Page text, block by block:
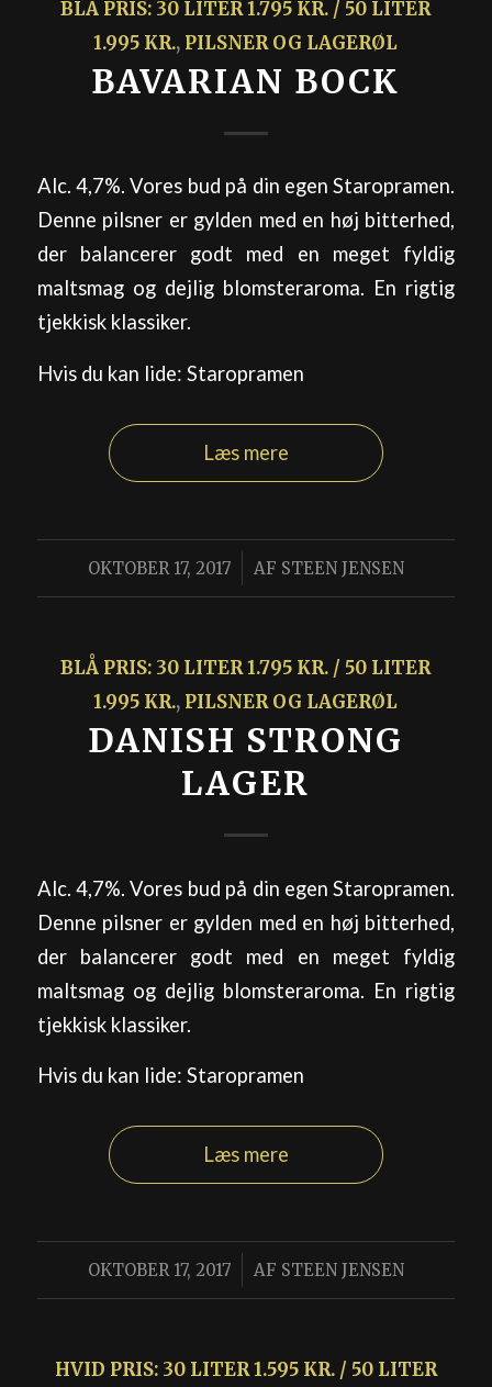
BLÅ PRIS: 30 LITER 1.795 KR. / 50 LITER
1.995 KR., PILSNER OG LAGERØL
BAVARIAN BOCK
Alc. 4,7%. Vores bud på din egen Staropramen.
Denne pilsner er gylden med en høj bitterhed,
der balancerer godt med en meget fyldig
maltsmag og dejlig blomsteraroma. En rigtig
tjekkisk klassiker.
Hvis du kan lide: Staropramen
Læs mere
OKTOBER 17, 2017
/ AF STEEN JENSEN
BLÅ PRIS: 30 LITER 1.795 KR. / 50 LITER
1.995 KR., PILSNER OG LAGERØL
DANISH STRONG
LAGER
Alc. 4,7%. Vores bud på din egen Staropramen.
Denne pilsner er gylden med en høj bitterhed,
der balancerer godt med en meget fyldig
maltsmag og dejlig blomsteraroma. En rigtig
tjekkisk klassiker.
Hvis du kan lide: Staropramen
Læs mere
OKTOBER 17, 2017
/ AF STEEN JENSEN
HVID PRIS: 30 LITER 1.595 KR. / 50 LITER